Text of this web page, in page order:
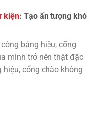
kiện: Tạo ấn tượng khó
bảng hiệu, cổng
mình trở nên thật đặc
hiệu, cổng chào không